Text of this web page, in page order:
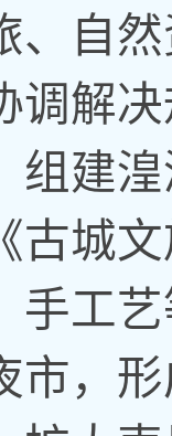
、自
调解
组建
古城
手工
市，